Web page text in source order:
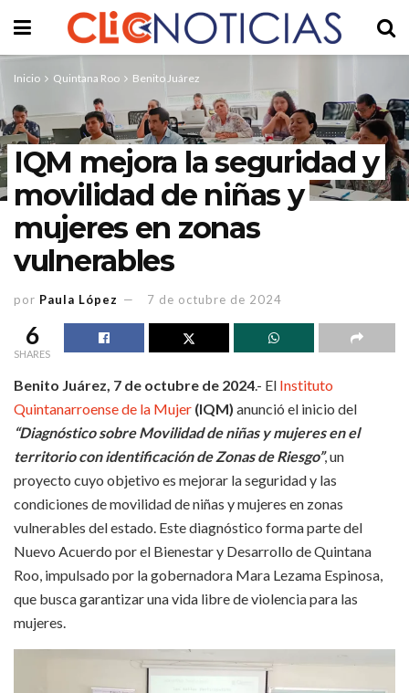
Inicio Quintana Roo Benito Juárez
IQM mejora la seguridad y
movilidad de niñas y
mujeres en zonas
vulnerables
por Paula López 7 de octubre de 2024
6
SHARES
Benito Juárez, 7 de octubre de 2024.- El Instituto
Quintanarroense de la Mujer (IQM) anunció el inicio del
“Diagnóstico sobre Movilidad de niñas y mujeres en el
territorio con identificación de Zonas de Riesgo”, un
proyecto cuyo objetivo es mejorar la seguridad y las
condiciones de movilidad de niñas y mujeres en zonas
vulnerables del estado. Este diagnóstico forma parte del
Nuevo Acuerdo por el Bienestar y Desarrollo de Quintana
Roo, impulsado por la gobernadora Mara Lezama Espinosa,
que busca garantizar una vida libre de violencia para las
mujeres.